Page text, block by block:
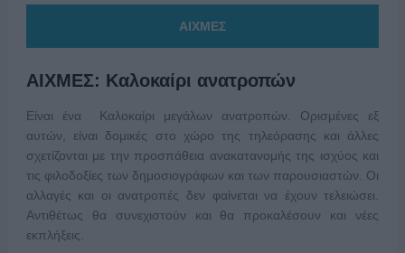
ΑΙΧΜΕΣ
ΑΙΧΜΕΣ: Καλοκαίρι ανατροπών
Είναι ένα Καλοκαίρι μεγάλων ανατροπών. Ορισμένες εξ
αυτών, είναι δομικές στο χώρο της τηλεόρασης και άλλες
σχετίζονται με την προσπάθεια ανακατανομής της ισχύος και
τις φιλοδοξίες των δημοσιογράφων και των παρουσιαστών. Οι
αλλαγές και οι ανατροπές δεν φαίνεται να έχουν τελειώσει.
Αντιθέτως θα συνεχιστούν και θα προκαλέσουν και νέες
εκπλήξεις.